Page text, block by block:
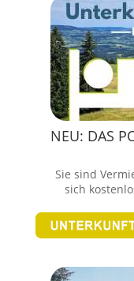
NEU: DAS
Sie sind
sich